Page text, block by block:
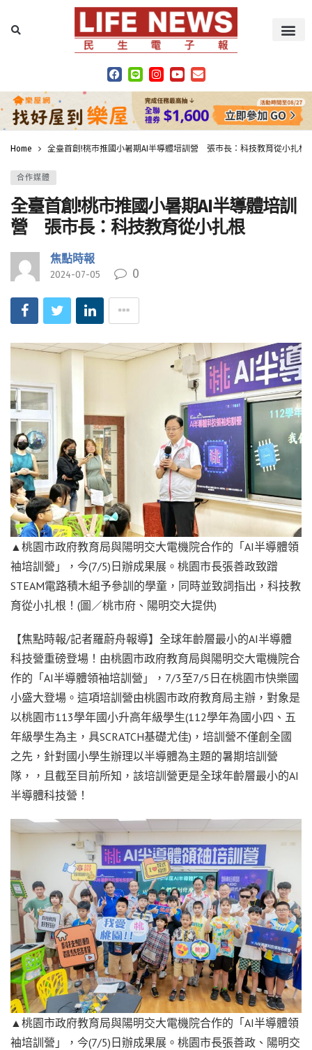
Home 全臺首創!桃市推國小暑期AI半導體培訓營 張市長：科技教育從小扎根
合作媒體
全臺首創!桃市推國小暑期AI半導體培訓
營 張市長：科技教育從小扎根
焦點時報
2024-07-05 0
▲桃園市政府教育局與陽明交大電機院合作的「AI半導體領
袖培訓營」，今(7/5)日辦成果展。桃園市長張善政致蹭
STEAM電路積木組予參訓的學童，同時並致詞指出，科技教
育從小扎根！(圖／桃市府、陽明交大提供)
【焦點時報/記者羅蔚舟報導】全球年齡層最小的AI半導體
科技營重磅登場！由桃園市政府教育局與陽明交大電機院合
作的「AI半導體領袖培訓營」，7/3至7/5日在桃園市快樂國
小盛大登場。這項培訓營由桃園市政府教育局主辦，對象是
以桃園市113學年國小升高年級學生(112學年為國小四、五
年級學生為主，具SCRATCH基礎尤佳)，培訓營不僅創全國
之先，針對國小學生辦理以半導體為主題的暑期培訓營
隊，，且截至目前所知，該培訓營更是全球年齡層最小的AI
半導體科技營！
▲桃園市政府教育局與陽明交大電機院合作的「AI半導體領
袖培訓營」，今(7/5)日辦成果展。桃園市長張善政、陽明交